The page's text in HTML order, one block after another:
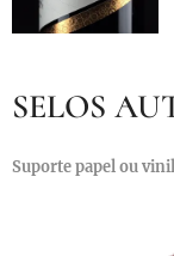
SELOS
Suporte papel ou